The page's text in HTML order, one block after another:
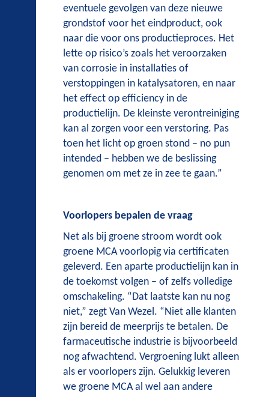
eventuele gevolgen van deze nieuwe
grondstof voor het eindproduct, ook
naar die voor ons productieproces. Het
lette op risico’s zoals het veroorzaken
van corrosie in installaties of
verstoppingen in katalysatoren, en naar
het effect op efficiency in de
productielijn. De kleinste verontreiniging
kan al zorgen voor een verstoring. Pas
toen het licht op groen stond – no pun
intended – hebben we de beslissing
genomen om met ze in zee te gaan.”
Voorlopers bepalen de vraag
Net als bij groene stroom wordt ook
groene MCA voorlopig via certificaten
geleverd. Een aparte productielijn kan in
de toekomst volgen – of zelfs volledige
omschakeling. “Dat laatste kan nu nog
niet,” zegt Van Wezel. “Niet alle klanten
zijn bereid de meerprijs te betalen. De
farmaceutische industrie is bijvoorbeeld
nog afwachtend. Vergroening lukt alleen
als er voorlopers zijn. Gelukkig leveren
we groene MCA al wel aan andere